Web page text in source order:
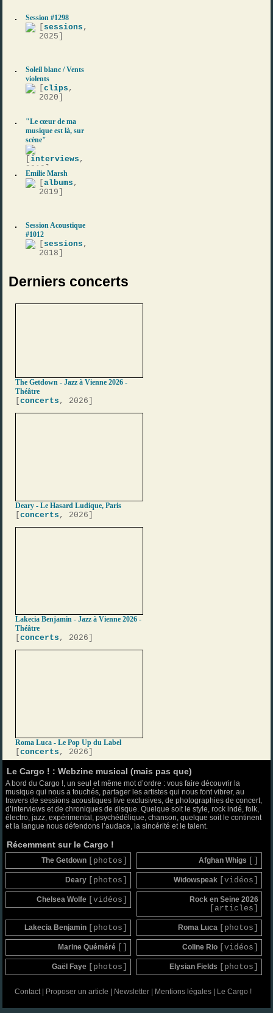
Session #1298
sessions ,
2025]
Soleil blanc / Vents
violents
[clips ,
2020]
"Le cœur de ma
musique est là, sur
scène"
[interviews ,
2019]
Emilie Marsh
[albums ,
2019]
Session Acoustique
#1012
sessions ,
2018]
Derniers concerts
The Getdown - Jazz à Vienne 2026 -
Théâtre
[concerts , 2026]
Deary - Le Hasard Ludique, Paris
[concerts , 2026]
Lakecia Benjamin - Jazz à Vienne 2026 -
Théâtre
[concerts , 2026]
Roma Luca - Le Pop Up du Label
[concerts , 2026]
Le Cargo ! : Webzine musical (mais pas que)
A bord du Cargo !, un seul et même mot d’ordre : vous faire découvrir la
musique qui nous a touchés, partager les artistes qui nous font vibrer, au
travers de sessions acoustiques live exclusives, de photographies de concert,
d’interviews et de chroniques de disque. Quelque soit le style, rock indé, folk,
électro, jazz, expérimental, psychédélique, chanson, quelque soit le continent
et la langue nous défendons l’audace, la sincérité et le talent.
Récemment sur le Cargo !
The Getdown [photos] Afghan Whigs
Deary [photos] Widowspeak [vidéos]
Chelsea Wolfe [vidéos] Rock en Seine 2026
[articles]
Lakecia Benjamin [photos] Roma Luca [photos]
Marine Quéméré Coline Rio [vidéos]
Gaël Faye [photos] Elysian Fields [photos]
Contact| Proposer un article Newsletter| Mentions légales| Le Cargo !